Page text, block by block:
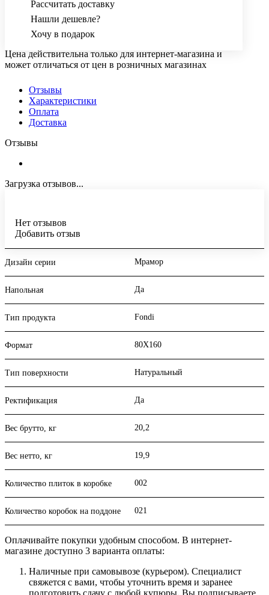
Рассчитать доставку
Нашли дешевле?
Хочу в подарок
Цена действительна только для интернет-магазина и
может отличаться от цен в розничных магазинах
Отзывы
Характеристики
Оплата
Доставка
Отзывы
Загрузка отзывов...
Нет отзывов
Добавить отзыв
Дизайн серии Мрамор
Напольная Да
Тип продукта Fondi
Формат 80X160
Тип поверхности Натуральный
Ректификация Да
Вес брутто, кг 20,2
Вес нетто, кг 19,9
Количество плиток в коробке 002
Количество коробок на поддоне 021
Оплачивайте покупки удобным способом. В интернет-
магазине доступно 3 варианта оплаты:
Наличные при самовывозе (курьером). Специалист
свяжется с вами, чтобы уточнить время и заранее